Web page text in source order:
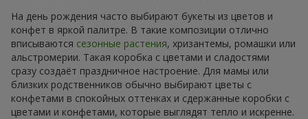
На день рождения часто выбирают букеты из цветов и
конфет в яркой палитре. В такие композиции отлично
вписываются сезонные растения, хризантемы, ромашки или
альстромерии. Такая коробка с цветами и сладостями
сразу создаёт праздничное настроение. Для мамы или
близких родственников обычно выбирают цветы с
конфетами в спокойных оттенках и сдержанные коробки с
цветами и конфетами, которые выглядят тепло и искренне.